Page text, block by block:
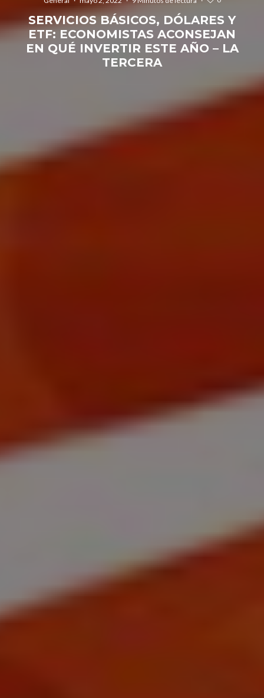
SERVICIOS BÁSICOS, DÓLARES Y
ETF: ECONOMISTAS ACONSEJAN
EN QUÉ INVERTIR ESTE AÑO – LA
TERCERA